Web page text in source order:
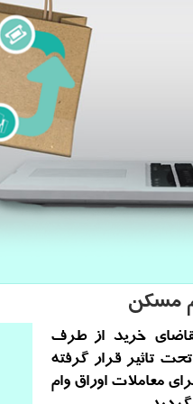
مسكن
تقاضای خرید از طرف
تاثیر قرار گرفته
معاملات اوراق وام